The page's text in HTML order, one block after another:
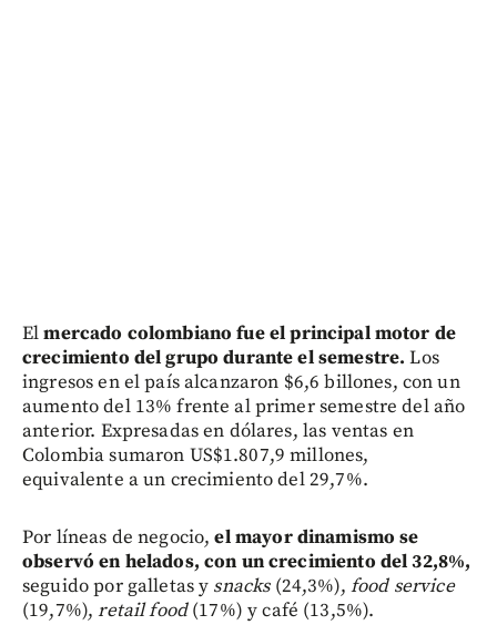
Elmercado colombiano fue el principal motor de
crecimiento del grupo durante el semestre. Los
ingresos en el país alcanzaron $6,6 billones, con un
aumento del 13% frente al primer semestre del año
anterior. Expresadas en dólares, las ventas en
Colombia sumaron US$1.807,9 millones,
equivalente a un crecimiento del 29,7%.
Por líneas de negocio, el mayor dinamismo se
observó en helados, con un crecimiento del 32,8%,
seguido por galletas y snacks(24,3%), food service
(19,7%),retail food(17%) y café (13,5%).